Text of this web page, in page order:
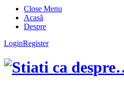
Close Menu
Acasă
Despre
LoginRegister